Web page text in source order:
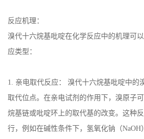
反应机理：
溴代十六烷基吡啶在化学反应中的机理可
应类型：
1. 亲电取代反应： 溴代十六烷基吡啶中的
取代位点。在亲电试剂的作用下，溴原子
烷基链或吡啶环上的取代基的改变。这种
行，例如在碱性条件下，氢氧化钠（NaOH